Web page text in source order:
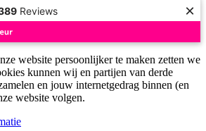
Reviews ×
website persoonlijker te maken zetten we
kunnen wij en partijen van derde
en jouw internetgedrag binnen (en
website volgen.